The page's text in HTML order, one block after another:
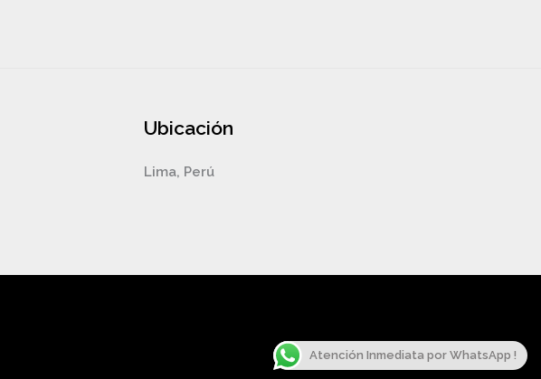
Ubicación
Lima, Perú
Atención Inmediata por WhatsApp !